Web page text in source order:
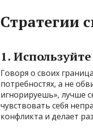
Стратегии
1.
Говоря о своих
потребностях, а не
игнорируешь», лучше
чувствовать себя
конфликта и делает